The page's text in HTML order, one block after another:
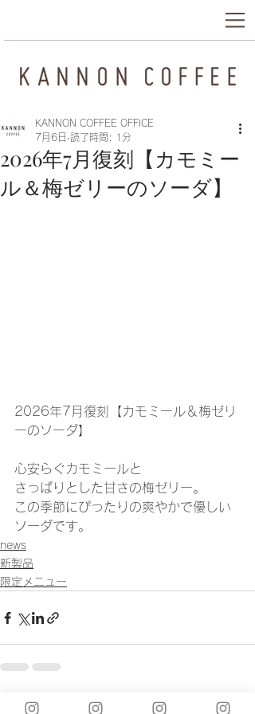
2026年7月復刻【カモミー
ル＆梅ゼリーのソーダ】
KANNON COFFEE OFFICE
7月6日 読了時間: 1分
2026年7月復刻【カモミール＆梅ゼリ
ーのソーダ】
心安らぐカモミールと
さっぱりとした甘さの梅ゼリー。
この季節にぴったりの爽やかで優しい
ソーダです。
news
新製品
限定メニュー